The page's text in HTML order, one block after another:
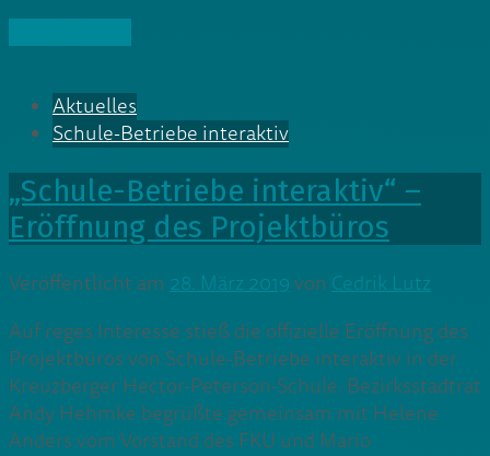
Aktuelles
Schule-Betriebe interaktiv
„Schule-Betriebe interaktiv“ –
Eröffnung des Projektbüros
Veröffentlicht am 28. März 2019von Cedrik Lutz
Auf reges Interesse stieß die offizielle Eröffnung des
Projektbüros von Schule-Betriebe interaktiv in der
Kreuzberger Hector-Peterson-Schule. Bezirksstadtrat
Andy Hehmke begrüßte gemeinsam mit Helene
Anders vom Vorstand des FKU und Mario